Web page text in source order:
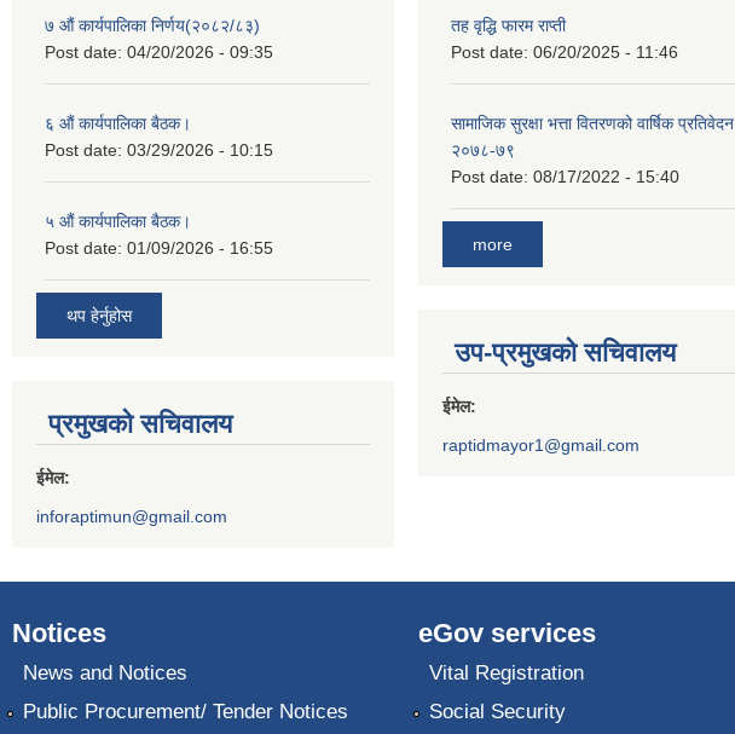
७ औं कार्यपालिका निर्णय(२०८२/८३)
Post date: 04/20/2026 - 09:35
६ औं कार्यपालिका बैठक।
Post date: 03/29/2026 - 10:15
५ औं कार्यपालिका बैठक।
Post date: 01/09/2026 - 16:55
थप हेर्नुहोस
प्रमुखको सचिवालय
ईमेल:
inforaptimun@gmail.com
तह वृद्धि फारम राप्ती
Post date: 06/20/2025 - 11:46
सामाजिक सुरक्षा भत्ता वितरणको वार्षिक प्रतिवेदन
२०७८-७९
Post date: 08/17/2022 - 15:40
more
उप-प्रमुखको सचिवालय
ईमेल:
raptidmayor1@gmail.com
Notices
News and Notices
Public Procurement/ Tender Notices
eGov services
Vital Registration
Social Security